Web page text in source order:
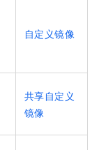
自定义镜像
共享自定义
镜像